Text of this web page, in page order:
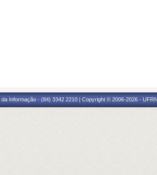
da Informação - (84) 3342 2210 | Copyright © 2006-2026 -